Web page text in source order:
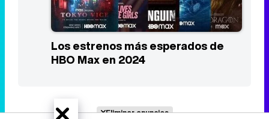
Los estrenos más esperados de
HBO Max en 2024
Eliminar anuncios